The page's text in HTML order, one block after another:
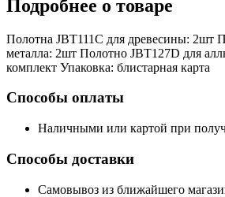
Подробнее о товаре
Полотна JBT111C для древесины: 2шт
металла: 2шт Полотно JBT127D для
комплект Упаковка: блистарная карта
Способы оплаты
Наличными или картой при
Способы доставки
Самовывоз из ближайшего